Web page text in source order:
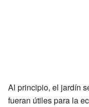
Al principio, el jardín
fueran útiles para la